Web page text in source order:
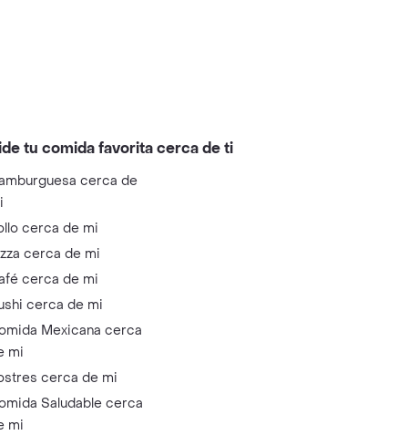
tu comida favorita cerca de ti
cerca de
cerca de mi
cerca de mi
cerca de mi
cerca de mi
Mexicana cerca
mi
cerca de mi
Saludable cerca
mi